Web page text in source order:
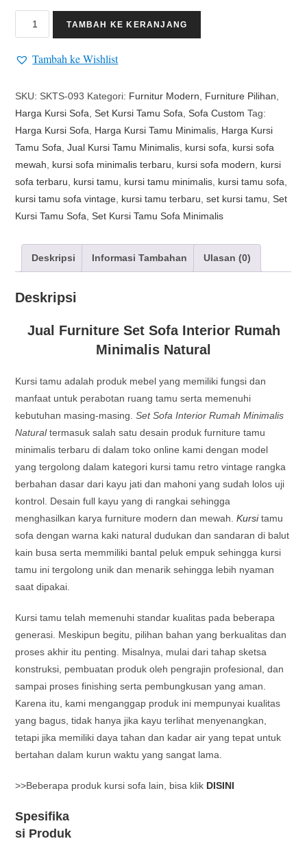
TAMBAH KE KERANJANG
Tambah ke Wishlist
SKU: SKTS-093 Kategori: Furnitur Modern Furniture Pilihan
Harga Kursi Sofa ,Set Kursi Tamu Sofa ,Sofa Custom Tag:
Harga Kursi Sofa
Harga Kursi Tamu Minimalis Harga Kursi
Tamu Sofa ,Jual Kursi Tamu Minimalis kursi sofa
kursi sofa
mewah
kursi sofa minimalis terbaru kursi sofa modern
kursi
sofa terbaru
kursi tamu kursi tamu minimalis kursi tamu sofa
kursi tamu sofa vintage kursi tamu terbaru ,set kursi tamu ,Set
Kursi Tamu Sofa ,Set Kursi Tamu Sofa Minimalis
Deskripsi Informasi Tambahan Ulasan (0)
Deskripsi
Jual Furniture Set Sofa Interior Rumah
Minimalis Natural
Kursi tamu adalah produk mebel yang memiliki fungsi dan
manfaat untuk perabotan ruang tamu serta memenuhi
kebutuhan masing-masing.Set Sofa Interior Rumah Minimalis
Naturaltermasuk salah satu desain produk furniture tamu
minimalis terbaru di dalam toko online kami dengan model
yang tergolong dalam kategori kursi tamu retro vintage rangka
berbahan dasar dari kayu jati dan mahoni yang sudah lolos uji
kontrol. Desain full kayu yang di rangkai sehingga
menghasilkan karya furniture modern dan mewah.Kursitamu
sofa dengan warna kaki natural dudukan dan sandaran di balut
kain busa serta memmiliki bantal peluk empuk sehingga kursi
tamu ini tergolong unik dan menarik sehingga lebih nyaman
saat dipakai.
Kursi tamu telah memenuhi standar kualitas pada beberapa
generasi. Meskipun begitu, pilihan bahan yang berkualitas dan
proses akhir itu penting. Misalnya, mulai dari tahap sketsa
konstruksi, pembuatan produk oleh pengrajin profesional, dan
sampai proses finishing serta pembungkusan yang aman.
Karena itu, kami menganggap produk ini mempunyai kualitas
yang bagus, tidak hanya jika kayu terlihat menyenangkan,
tetapi jika memiliki daya tahan dan kadar air yang tepat untuk
bertahan dalam kurun waktu yang sangat lama.
>>Beberapa produk kursi sofa lain, bisa klik DISINI
Spesifika
si Produk